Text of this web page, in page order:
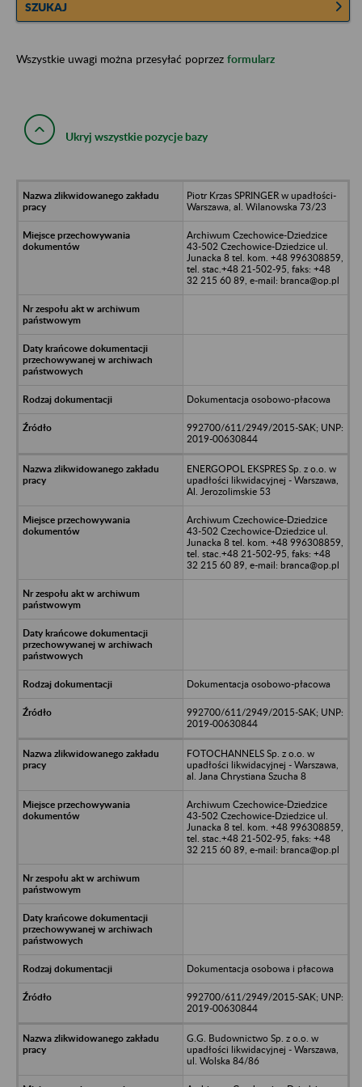
SZUKAJ
Wszystkie uwagi można przesyłać poprzez formularz
Ukryj wszystkie pozycje bazy
Piotr Krzas SPRINGER w upadłości-
Warszawa, al. Wilanowska 73/23
Archiwum Czechowice-Dziedzice
43-502 Czechowice-Dziedzice ul.
Junacka 8 tel. kom. +48 996308859,
tel. stac.+48 21-502-95, faks: +48
32 215 60 89, e-mail: branca@op.pl
Dokumentacja osobowo-płacowa
992700/611/2949/2015-SAK; UNP:
2019-00630844
ENERGOPOL EKSPRES Sp. z o.o. w
upadłości likwidacyjnej - Warszawa,
Al. Jerozolimskie 53
Archiwum Czechowice-Dziedzice
43-502 Czechowice-Dziedzice ul.
Junacka 8 tel. kom. +48 996308859,
tel. stac.+48 21-502-95, faks: +48
32 215 60 89, e-mail: branca@op.pl
Dokumentacja osobowo-płacowa
992700/611/2949/2015-SAK; UNP:
2019-00630844
FOTOCHANNELS Sp. z o.o. w
upadłości likwidacyjnej - Warszawa,
al. Jana Chrystiana Szucha 8
Archiwum Czechowice-Dziedzice
43-502 Czechowice-Dziedzice ul.
Junacka 8 tel. kom. +48 996308859,
tel. stac.+48 21-502-95, faks: +48
32 215 60 89, e-mail: branca@op.pl
Dokumentacja osobowa i płacowa
992700/611/2949/2015-SAK; UNP:
2019-00630844
G.G. Budownictwo Sp. z o.o. w
upadłości likwidacyjnej - Warszawa,
ul. Wolska 84/86